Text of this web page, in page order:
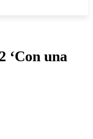
‘Con una